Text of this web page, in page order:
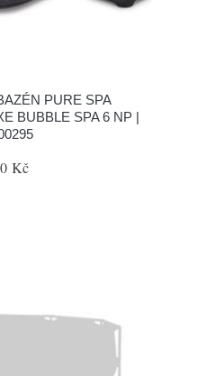
PURE SPA
BUBBLE SPA 6 NP |
Kč